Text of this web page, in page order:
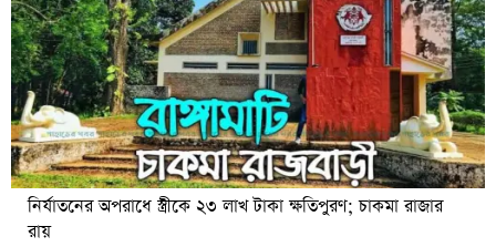
নির্যাতনের অপরাধে স্ত্রীকে ২৩ লাখ টাকা ক্ষতিপুরণ; চাকমা রাজার
রায়